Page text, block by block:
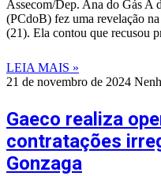
Assecom/Dep. Ana do Gás A
(PCdoB) fez uma revelação
(21). Ela contou que recusou
LEIA MAIS »
21 de novembro de 2024
Gaeco realiza
contratações
Gonzaga